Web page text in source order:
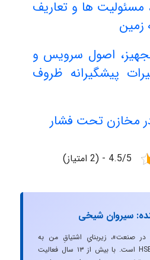
مسئولیت ها و تعاریف
زمین
تجهیز، اصول سرویس و
پیشگیرانه ظروف
مخازن تحت فشار
4.5/5 - (2 امتیاز)
سیروان شیخی
در صنعت»، زیربنایِ اشتیاقِ من به
دنیایِ HSE است. با بیش از ۱۳ سال فعالیت